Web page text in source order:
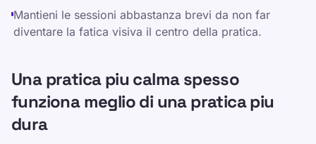
Mantieni le sessioni abbastanza brevi da non far
diventare la fatica visiva il centro della pratica.
Una pratica piu calma spesso
funziona meglio di una pratica piu
dura